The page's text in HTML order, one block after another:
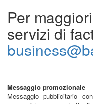
Per
servizi di
Messaggio promozionale
Messaggio pubblicitario